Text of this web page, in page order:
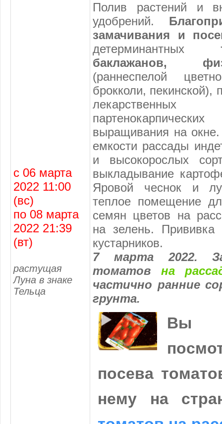
с 06 марта
2022 11:00
(вс)
по 08 марта
2022 21:39
(вт)
растущая
Луна в знаке
Тельца
Полив растений и
удобрений.
замачивания и
детерминантных
баклажанов,
(раннеспелой
брокколи, пекинской),
выращивания на
емкости рассады
и высокорослых
выкладывание
Яровой чеснок и
теплое помещение
семян цветов на
на зелень.
кустарников.
7 марта 2022.
томатов на
частично ранние
грунта.
Вы
посева
нему на